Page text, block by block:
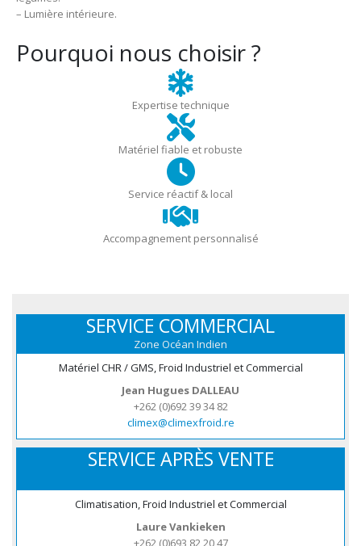
– Lumière intérieure.
Pourquoi nous choisir ?
Expertise technique
Matériel fiable et robuste
Service réactif & local
Accompagnement personnalisé
SERVICE COMMERCIAL
Zone Océan Indien
Matériel CHR / GMS, Froid Industriel et Commercial
Jean Hugues DALLEAU
+262 (0)692 39 34 82
climex@climexfroid.re
SERVICE APRÈS VENTE
Climatisation, Froid Industriel et Commercial
Laure Vankieken
+262 (0)693 82 20 47